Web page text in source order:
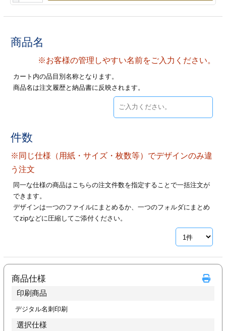
＆盛り上げ印刷
イズ
型マル型印刷
ー印刷
刷
印刷
フォルダー
ファイル印刷
印刷
印刷
印刷
刷
名刺印刷
印刷
ムカード印刷
カード印刷
フォルダー
ファイル印刷
14
15
21
22
30
・・休業日
商品名
※お客様の管理しやすい名前をご入力ください。
カート内の品目別名称となります。
商品名は注文履歴と納品書に反映されます。
件数
※同じ仕様（用紙・サイズ・枚数等）でデザインのみ違
う注文
同一な仕様の商品はこちらの注文件数を指定することで一括注文が
できます。
デザインは一つのファイルにまとめるか、一つのフォルダにまとめ
てzipなどに圧縮してご添付ください。
商品仕様
印刷商品
デジタル名刺印刷
選択仕様